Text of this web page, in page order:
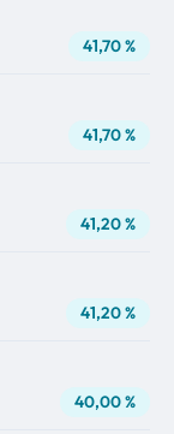
41,70 %
41,70 %
41,20 %
41,20 %
40,00 %